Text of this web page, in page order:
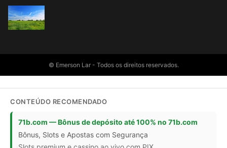
© Emerson Lar - Todos os direitos reservados.
CONTEÚDO RECOMENDADO
71b.com — Bônus de depósito até 100% no 71b.com
Bônus, Slots e Apostas com Segurança